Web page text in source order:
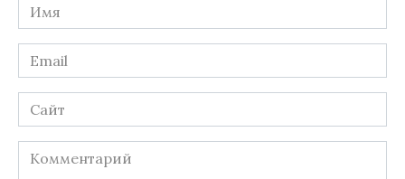
Имя
*
Email
*
Сайт
Комментарий